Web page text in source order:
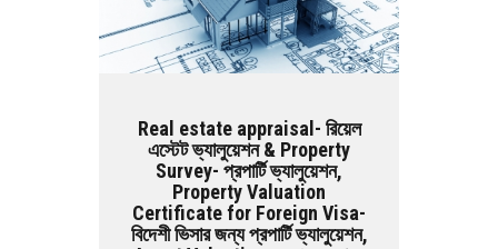
Real estate appraisal- রিয়েল
এস্টেট ভ্যালুয়েশন & Property
Survey- প্রপার্টি ভ্যালুয়েশন,
Property Valuation
Certificate for Foreign Visa-
বিদেশী ভিসার জন্য প্রপার্টি ভ্যালুয়েশন,